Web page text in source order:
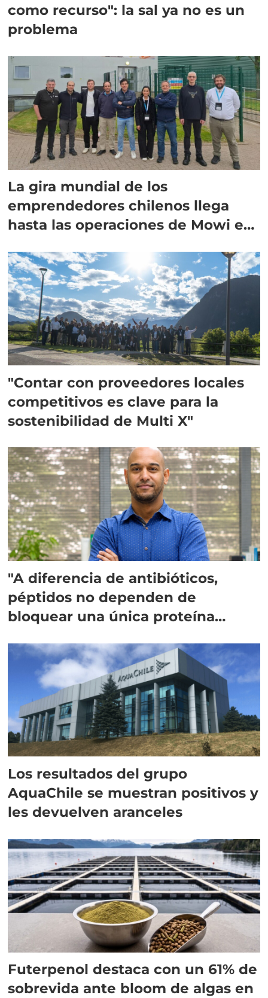
como recurso": la sal ya no es un
problema
La gira mundial de los
emprendedores chilenos llega
hasta las operaciones de Mowi en
"Contar con proveedores locales
competitivos es clave para la
sostenibilidad de Multi X"
"A diferencia de antibióticos,
péptidos no dependen de
bloquear una única proteína
Los resultados del grupo
AquaChile se muestran positivos y
les devuelven aranceles
Futerpenol destaca con un 61% de
sobrevida ante bloom de algas en